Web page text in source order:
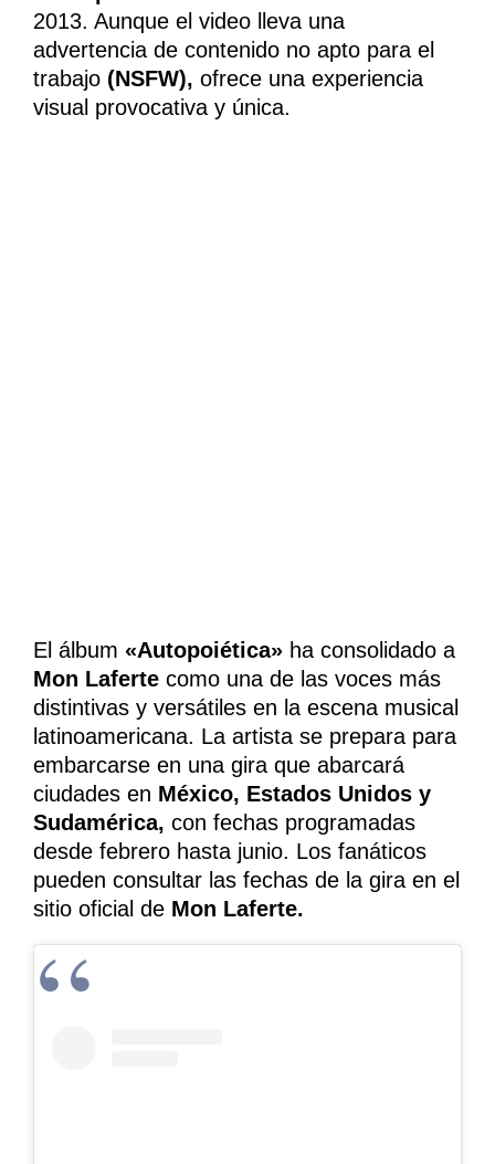
2013. Aunque el video lleva una
advertencia de contenido no apto para el
trabajo (NSFW), ofrece una experiencia
visual provocativa y única.
El álbum «Autopoiética» ha consolidado a
Mon Laferte como una de las voces más
distintivas y versátiles en la escena musical
latinoamericana. La artista se prepara para
embarcarse en una gira que abarcará
ciudades en México, Estados Unidos y
Sudamérica, con fechas programadas
desde febrero hasta junio. Los fanáticos
pueden consultar las fechas de la gira en el
sitio oficial de Mon Laferte.